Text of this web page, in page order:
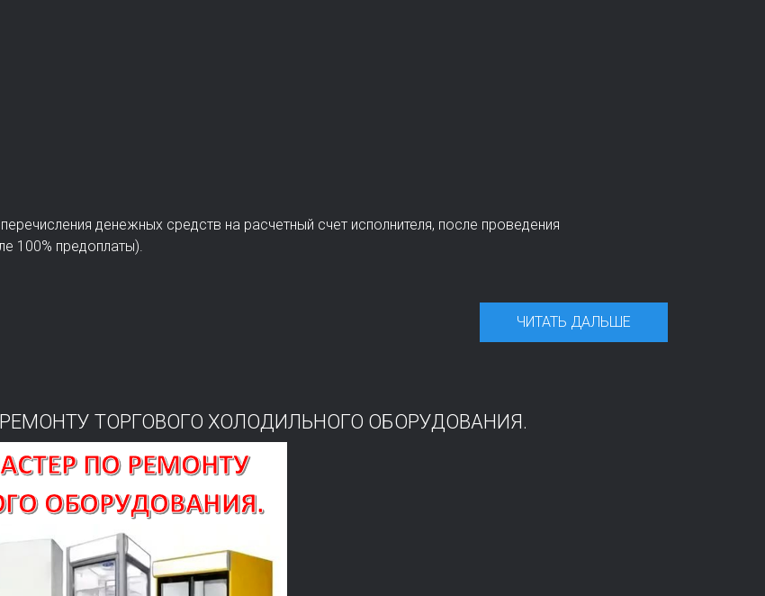
денежных средств на расчетный счет исполнителя, после проведения
100% предоплаты).
ЧИТАТЬ ДАЛЬШЕ
ТОРГОВОГО ХОЛОДИЛЬНОГО ОБОРУДОВАНИЯ.